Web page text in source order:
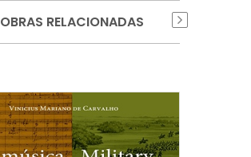
OBRAS RELACIONADAS